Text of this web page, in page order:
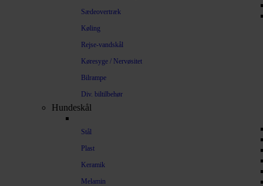
Sædeovertræk
Køling
Rejse-vandskål
Køresyge / Nervøsitet
Bilrampe
Div. biltilbehør
Hundeskål
Stål
Plast
Keramik
Melamin